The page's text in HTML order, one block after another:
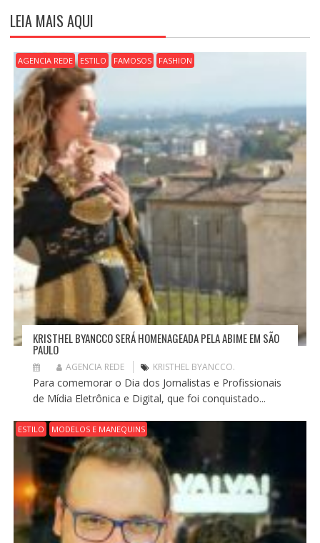
A
Ç
Ã
O
D
E
P
O
S
T
LEIA MAIS AQUI
AGENCIA REDE ESTILO FAMOSOS FASHION
KRISTHEL BYANCCO SERÁ HOMENAGEADA PELA ABIME EM SÃO
PAULO
AGENCIA REDE KRISTHEL BYANCCO.
Para comemorar o Dia dos Jornalistas e Profissionais
de Mídia Eletrônica e Digital, que foi conquistado...
ESTILO MODELOS E MANEQUINS